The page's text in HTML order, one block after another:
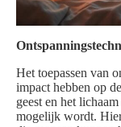
Het toepassen van
impact hebben op
geest en het
mogelijk wordt.